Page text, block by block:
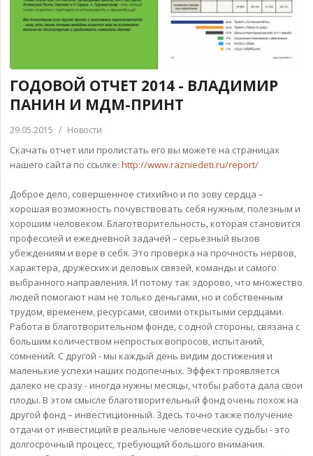
ГОДОВОЙ ОТЧЕТ 2014 - ВЛАДИМИР
ПАНИН И МДМ-ПРИНТ
29.05.2015 / Новости
Скачать отчет или пролистать его вы можете на страницах
нашего сайта по ссылке: http://www.razniedeti.ru/report/
Доброе дело, совершенное стихийно и по зову сердца –
хорошая возможность почувствовать себя нужным, полезным и
хорошим человеком. Благотворительность, которая становится
профессией и ежедневной задачей – серьезный вызов
убеждениям и вере в себя. Это проверка на прочность нервов,
характера, дружеских и деловых связей, команды и самого
выбранного направления. И потому так здорово, что множество
людей помогают нам не только деньгами, но и собственным
трудом, временем, ресурсами, своими открытыми сердцами.
Работа в благотворительном фонде, с одной стороны, связана с
большим количеством непростых вопросов, испытаний,
сомнений. С другой - мы каждый день видим достижения и
маленькие успехи наших подопечных. Эффект проявляется
далеко не сразу - иногда нужны месяцы, чтобы работа дала свои
плоды. В этом смысле благотворительный фонд очень похож на
другой фонд – инвестиционный. Здесь точно также получение
отдачи от инвестиций в реальные человеческие судьбы - это
долгосрочный процесс, требующий большого внимания.